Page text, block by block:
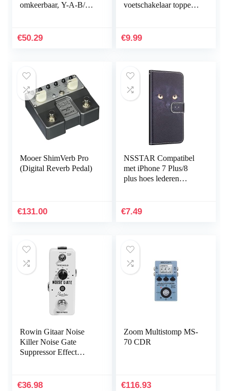
omkeerbaar, Y-A-B/A-
€50.29
voetschakelaar topper
voor elektrische gitaar
€9.99
Mooer ShimVerb Pro
(Digital Reverb Pedal)
€131.00
NSSTAR Compatibel
met iPhone 7 Plus/8
plus hoes lederen
hoesje met
€7.49
Rowin Gitaar Noise
Killer Noise Gate
Suppressor Effect
€36.98
Zoom Multistomp MS-
70 CDR
€116.93